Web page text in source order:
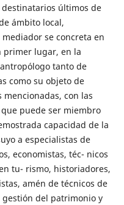
últimos de
ámbito local,
se concreta en
primer lugar, en la
tanto de
como su objeto de
con las
puede ser miembro
capacidad de la
a especialistas de
economistas, téc- nicos
tu- rismo, historiadores,
amén de técnicos de
del patrimonio y